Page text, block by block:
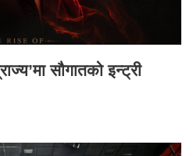
सौगातको इन्ट्री